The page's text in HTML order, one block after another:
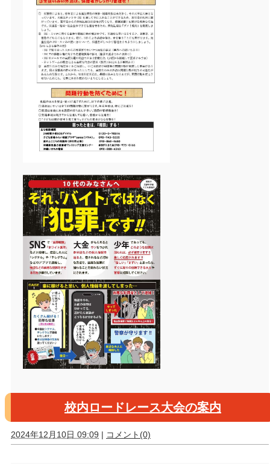
校内ロードレース大会の案内
2024年12月10日 09:09 | コメント(0)